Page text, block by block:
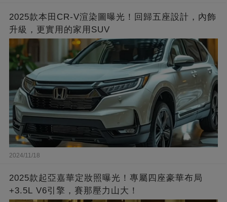
2025款本田CR-V渲染圖曝光！回歸五座設計，內飾
升級，更實用的家用SUV
2024/11/18
2025款起亞嘉華定妝照曝光！專屬四座豪華布局
+3.5L V6引擎，賽那壓力山大！